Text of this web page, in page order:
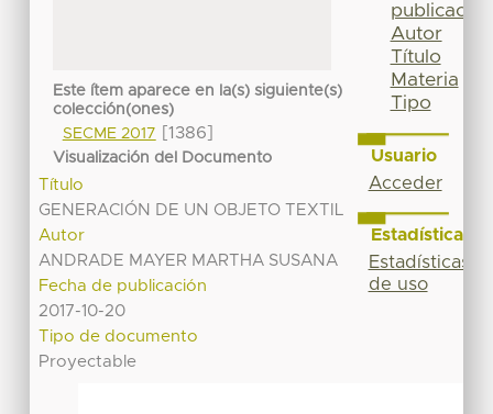
Este ítem aparece en la(s) siguiente(s)
colección(ones)
SECME 2017
[1386]
Visualización del Documento
Título
GENERACIÓN DE UN OBJETO TEXTIL
Autor
ANDRADE MAYER MARTHA SUSANA
Fecha de publicación
2017-10-20
Tipo de documento
Proyectable
publicación
Autor
Título
Materia
Tipo
Usuario
Acceder
Estadísticas
Estadísticas
de uso